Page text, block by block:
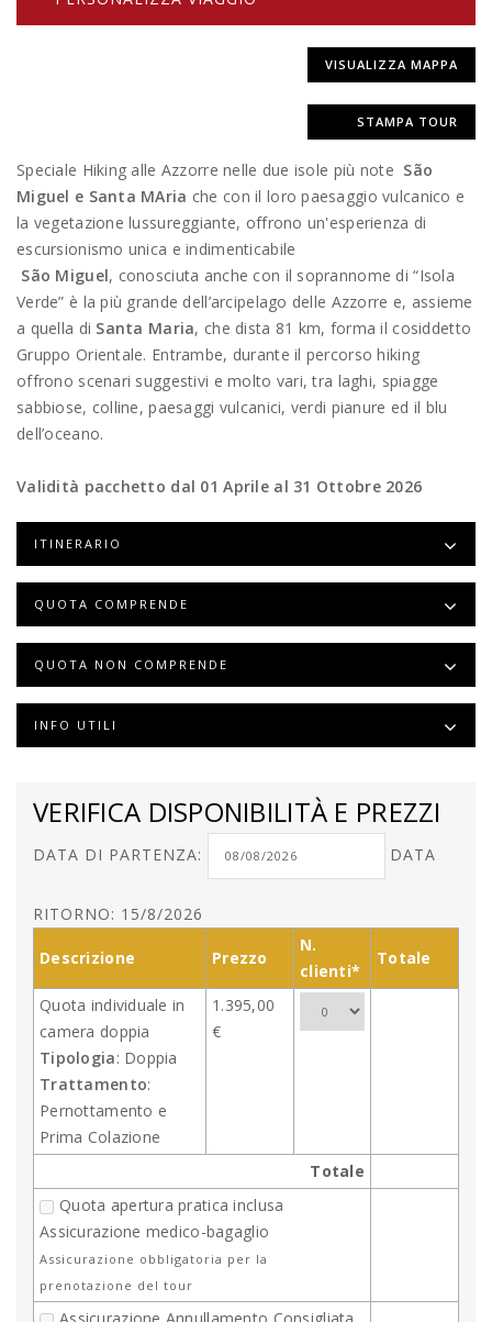
VISUALIZZA MAPPA
STAMPA TOUR
Speciale Hiking alle Azzorre nelle due isole più note São
Miguel e Santa MAria che con il loro paesaggio vulcanico e
la vegetazione lussureggiante, offrono un'esperienza di
escursionismo unica e indimenticabile
São Miguel, conosciuta anche con il soprannome di “Isola
Verde” è la più grande dell’arcipelago delle Azzorre e, assieme
a quella di Santa Maria, che dista 81 km, forma il cosiddetto
Gruppo Orientale. Entrambe, durante il percorso hiking
offrono scenari suggestivi e molto vari, tra laghi, spiagge
sabbiose, colline, paesaggi vulcanici, verdi pianure ed il blu
dell’oceano.
Validità pacchetto dal 01 Aprile al 31 Ottobre 2026
ITINERARIO
QUOTA COMPRENDE
QUOTA NON COMPRENDE
INFO UTILI
VERIFICA DISPONIBILITÀ E PREZZI
DATA DI PARTENZA: DATA
RITORNO: 15/8/2026
Descrizione Prezzo
N.
clienti*
Totale
Quota individuale in
camera doppia
Tipologia: Doppia
Trattamento:
Pernottamento e
Prima Colazione
1.395,00
€
Totale
Quota apertura pratica inclusa
Assicurazione medico-bagaglio
Assicurazione obbligatoria per la
prenotazione del tour